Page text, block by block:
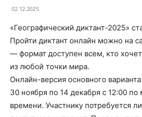
02.12.2025
«Географический диктант-2025»
Пройти диктант онлайн можно на
— формат доступен всем, кто
из любой точки мира.
Онлайн-версия основного
30 ноября по 14 декабря с 12:00 по
времени. Участнику потребуется